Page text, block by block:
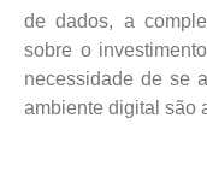
de dados, a
sobre o
necessidade de se
ambiente digital são